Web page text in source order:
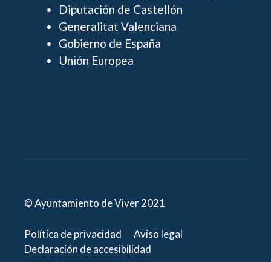
Diputación de Castellón
Generalitat Valenciana
Gobierno de España
Unión Europea
© Ayuntamiento de Viver 2021
Política de privacidad
Aviso legal
Declaración de accesibilidad